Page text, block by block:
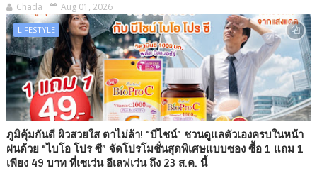
Chada Aug 01, 2026
LIFESTYLE
ภูมิคุ้มกันดี ผิวสวยใส ตาไม่ล้า! “บีไชน์” ชวนดูแลตัวเองครบในหน้า
ฝนด้วย “ไบโอ โปร ซี” จัดโปรโมชั่นสุดพิเศษแบบซอง ซื้อ 1 แถม 1
เพียง 49 บาท ที่เซเว่น อีเลฟเว่น ถึง 23 ส.ค. นี้